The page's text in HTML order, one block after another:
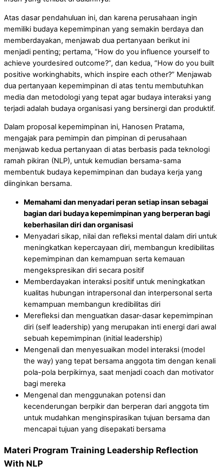
Atas dasar pendahuluan ini, dan karena perusahaan ingin
memiliki budaya kepemimpinan yang semakin berdaya dan
memberdayakan, menjawab dua pertanyaan berikut ini
menjadi penting; pertama, “How do you influence yourself to
achieve yourdesired outcome?”, dan kedua, “How do you built
positive workinghabits, which inspire each other?” Menjawab
dua pertanyaan kepemimpinan di atas tentu membutuhkan
media dan metodologi yang tepat agar budaya interaksi yang
terjadi adalah budaya organisasi yang bersinergi dan produktif.
Dalam proposal kepemimpinan ini, Hanosen Pratama,
mengajak para pemimpin dan pimpinan di perusahaan
menjawab kedua pertanyaan di atas berbasis pada teknologi
ramah pikiran (NLP), untuk kemudian bersama-sama
membentuk budaya kepemimpinan dan budaya kerja yang
diinginkan bersama.
Memahami dan menyadari peran setiap insan sebagai
bagian dari budaya kepemimpinan yang berperan bagi
keberhasilan diri dan organisasi
Menyadari sikap, nilai dan refleksi mental dalam diri untuk
meningkatkan kepercayaan diri, membangun kredibilitas
kepemimpinan dan kemampuan serta kemauan
mengekspresikan diri secara positif
Memberdayakan interaksi positif untuk meningkatkan
kualitas hubungan intrapersonal dan interpersonal serta
kemampuan membangun kredibilitas diri
Merefleksi dan menguatkan dasar-dasar kepemimpinan
diri (self leadership) yang merupakan inti energi dari awal
sebuah kepemimpinan (initial leadership)
Mengenali dan menyesuaikan model interaksi (model
the way) yang tepat bersama anggota tim dengan kenali
pola-pola berpikirnya, saat menjadi coach dan motivator
bagi mereka
Mengenal dan menggunakan potensi dan
kecenderungan berpikir dan berperan dari anggota tim
untuk mudahkan menginspirasikan tujuan bersama dan
mencapai tujuan yang disepakati bersama
Materi Program Training Leadership Reflection
With NLP